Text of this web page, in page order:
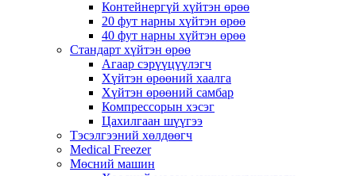
Контейнергүй хүйтэн өрөө
20 фут нарны хүйтэн өрөө
40 фут нарны хүйтэн өрөө
Стандарт хүйтэн өрөө
Агаар сэрүүцүүлэгч
Хүйтэн өрөөний хаалга
Хүйтэн өрөөний самбар
Компрессорын хэсэг
Цахилгаан шүүгээ
Тэсэлгээний хөлдөөгч
Medical Freezer
Мөсний машин